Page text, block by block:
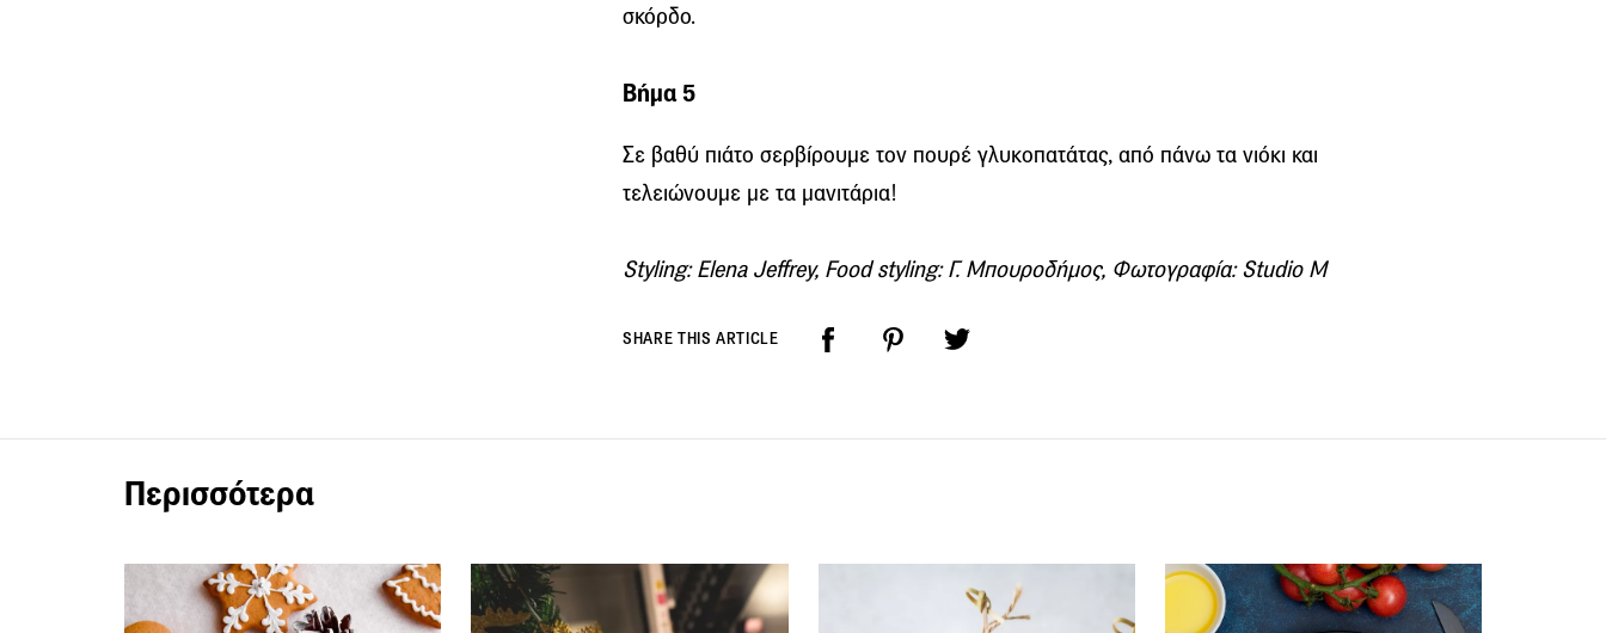
σκόρδο.
Βήμα 5
Σε βαθύ πιάτο σερβίρουμε τον πουρέ γλυκοπατάτας, από πάνω τα νιόκι και
τελειώνουμε με τα μανιτάρια!
Styling: Elena Jeffrey, Food styling: Γ. Μπουροδήμος, Φωτογραφία: Studio M
SHARE THIS ARTICLE
Περισσότερα